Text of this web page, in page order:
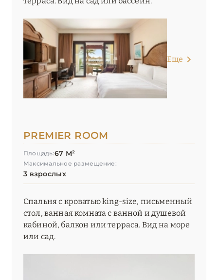
Еще
PREMIER ROOM
Площадь:67 М²
Максимальное размещение:
3 взрослых
Спальня с кроватью king-size, письменный
стол, ванная комната с ванной и душевой
кабиной, балкон или терраса. Вид на море
или сад.